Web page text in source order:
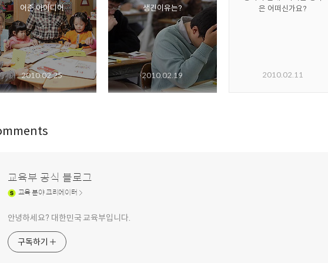
어준 아이디어
2010.02.25
생긴이유는?
2010.02.19
은 어떠신가요?
2010.02.11
교육부 공식 블로그
교육분야 크리에이터
안녕하세요? 대한민국 교육부입니다.
구독하기